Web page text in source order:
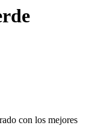
con los mejores